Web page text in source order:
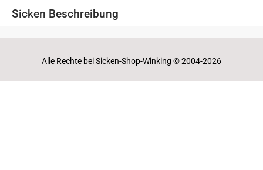
Sicken Beschreibung
Alle Rechte bei Sicken-Shop-Winking © 2004-2026